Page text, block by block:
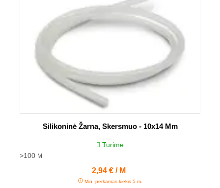
Silikoninė Žarna, Skersmuo - 10x14 Mm
Turime
>100 M
Kaina
2,94 € / M
Min. perkamas kiekis 5 m.